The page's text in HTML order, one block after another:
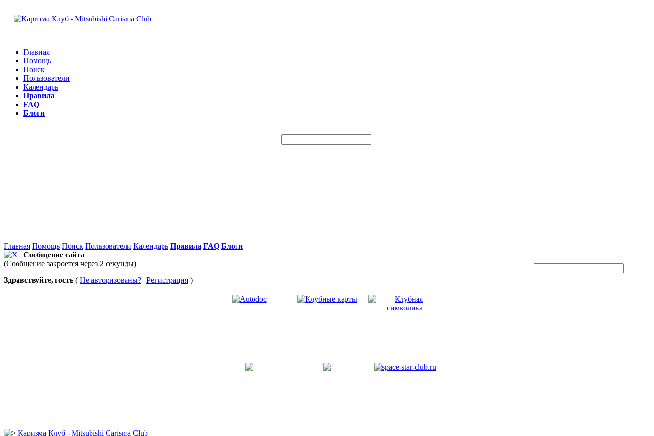
Главная
Помощь
Поиск
Пользователи
Календарь
Правила
FAQ
Блоги
Главная Помощь Поиск Пользователи Календарь Правила FAQ Блоги
Сообщение сайта
(Сообщение закроется через 2 секунды)
Здравствуйте, гость ( Не авторизованы? | Регистрация )
Каризма Клуб - Mitsubishi Carisma Club